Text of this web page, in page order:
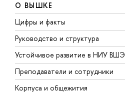
О ВЫШКЕ
Цифры и факты
Руководство и структура
Устойчивое развитие в НИУ ВШЭ
Преподаватели и сотрудники
Корпуса и общежития